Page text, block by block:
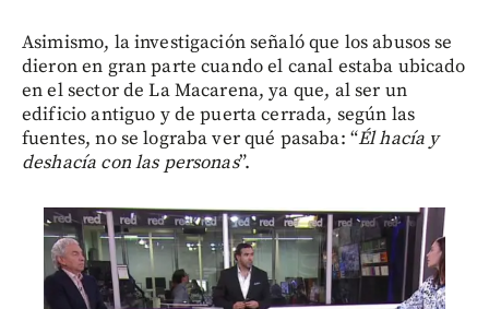
Asimismo, la investigación señaló que los abusos se
dieron en gran parte cuando el canal estaba ubicado
en el sector de La Macarena, ya que, al ser un
edificio antiguo y de puerta cerrada, según las
fuentes, no se lograba ver qué pasaba: “Él hacía y
deshacía con las personas”.